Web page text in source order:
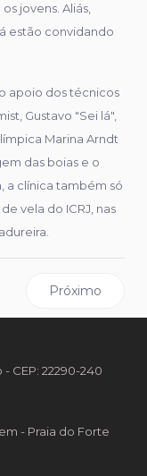
jovens. Aliás,
estão convidando
apoio dos técnicos
Gustavo "Sei lá",
Marina Arndt
das boias e o
a clínica também só
vela do ICRJ, nas
Brasileiro de
Próximo
Próximo
CEP: 22290-240
- Praia do Forte